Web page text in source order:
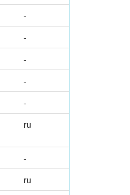
-
-
-
-
-
ru
-
ru